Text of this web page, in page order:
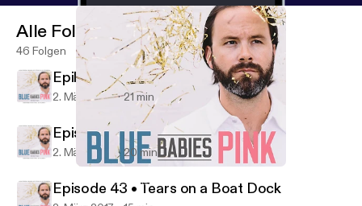
Blue Babies Pink
Alle Folgen
46 Folgen
Epilogue • My Little Speaking Up
2. März 2017 21 min
Episode 44 • Love Storms
2. März 2017 20 min
Episode 43 • Tears on a Boat Dock